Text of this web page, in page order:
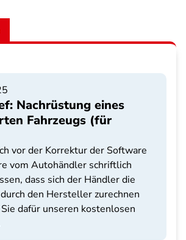
Nachrüstung eines
Fahrzeugs (für
vor der Korrektur der Software
vom Autohändler schriftlich
dass sich der Händler die
den Hersteller zurechnen
dafür unseren kostenlosen